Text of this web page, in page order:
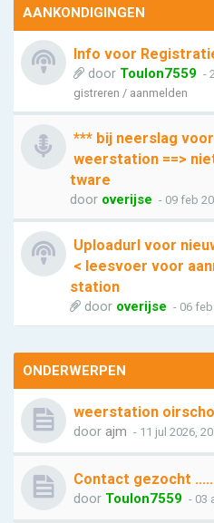
AANKONDIGINGEN
Info voor
door Toulon7559 -
gistreren / aanmelden
*** bij neerslag
weerstation ==>
tware
door overijse - 09 feb
Uploadurl voor
< leesvoer voor
station
door overijse - 06
ONDERWERPEN
weerstation
door ajm - 11 jul 2026,
Contact gezocht
door Toulon7559 - 03